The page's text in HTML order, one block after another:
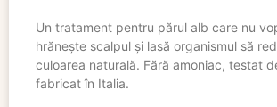
Un tratament pentru părul alb care nu
hrănește scalpul și lasă organismul să
culoarea naturală. Fără amoniac, testat
fabricat în Italia.